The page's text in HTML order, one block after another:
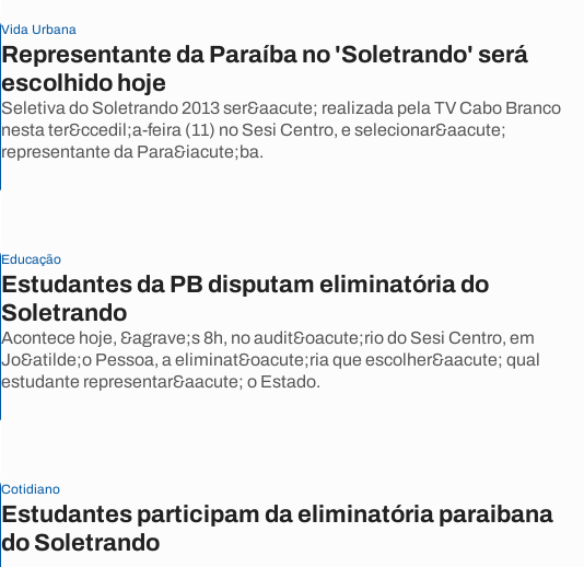
Vida Urbana
Representante da Paraíba no 'Soletrando' será
escolhido hoje
Seletiva do Soletrando 2013 ser&aacute; realizada pela TV Cabo Branco
nesta ter&ccedil;a-feira (11) no Sesi Centro, e selecionar&aacute;
representante da Para&iacute;ba.
Educação
Estudantes da PB disputam eliminatória do
Soletrando
Acontece hoje, &agrave;s 8h, no audit&oacute;rio do Sesi Centro, em
Jo&atilde;o Pessoa, a eliminat&oacute;ria que escolher&aacute; qual
estudante representar&aacute; o Estado.
Cotidiano
Estudantes participam da eliminatória paraibana
do Soletrando